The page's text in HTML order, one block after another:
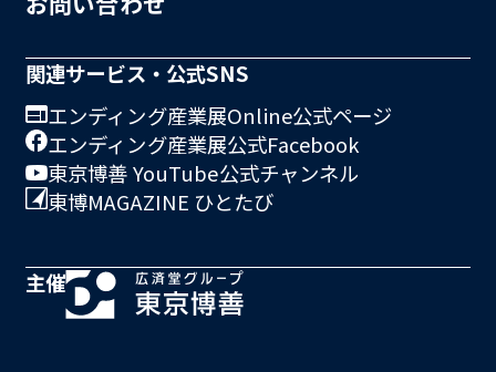
主催
関連サービス・公式SNS
エンディング産業展Online公式ページ
エンディング産業展公式Facebook
東京博善 YouTube公式チャンネル
東博MAGAZINE ひとたび